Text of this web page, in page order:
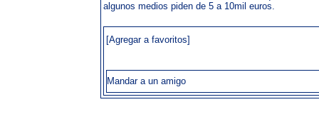
algunos medios piden de 5 a 10mil euros.
[Agregar a favoritos]
Mandar a un amigo